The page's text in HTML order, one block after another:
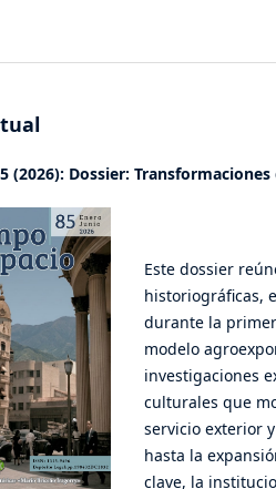
(2026): Dossier:
Este dossier
historiográficas,
durante la
modelo
investigaciones
culturales que
servicio exterior
hasta la
clave, la